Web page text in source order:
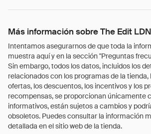
Más información sobre The Edit LDN
Intentamos asegurarnos de que toda la
muestra aquí y en la sección "Preguntas
Sin embargo, todos los datos, incluidos los
relacionados con los programas de la tienda,
ofertas, los descuentos, los incentivos y los
recompensas, se proporcionan únicamente
informativos, están sujetos a cambios y
obsoletos. Puedes consultar la información
detallada en el sitio web de la tienda.